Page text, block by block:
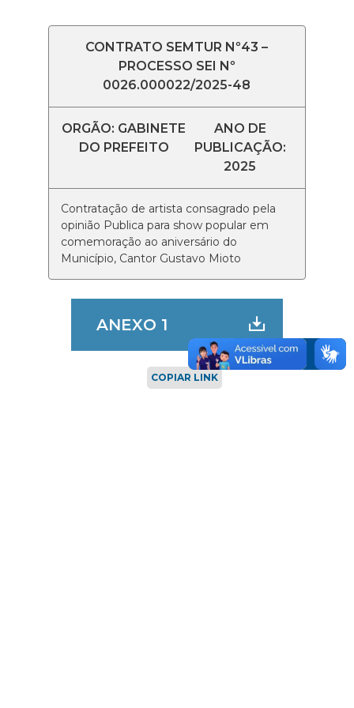
CONTRATO SEMTUR Nº43 –
PROCESSO SEI Nº
0026.000022/2025-48
ORGÃO: GABINETE
DO PREFEITO
ANO DE
PUBLICAÇÃO:
2025
Contratação de artista consagrado pela
opinião Publica para show popular em
comemoração ao aniversário do
Município, Cantor Gustavo Mioto
ANEXO 1
COPIAR LINK